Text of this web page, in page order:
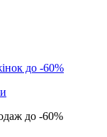
до -60%
до -60%